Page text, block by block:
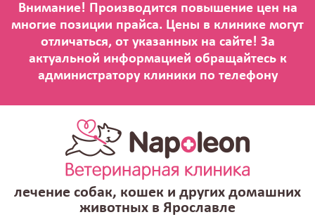
лечение собак, кошек и других домашних
животных в Ярославле